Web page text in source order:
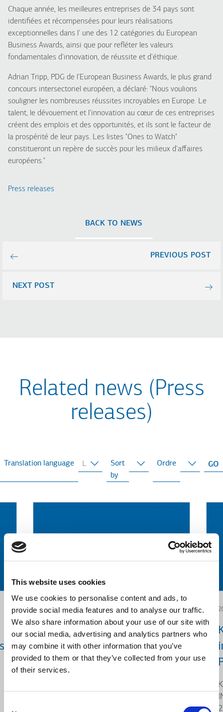
This website uses cookies
We use cookies to personalise content and ads, to
provide social media features and to analyse our traffic.
We also share information about your use of our site with
our social media, advertising and analytics partners who
may combine it with other information that you’ve
provided to them or that they’ve collected from your use
of their services.
Chaque année, les meilleures entreprises de 34 pays sont
identifiées et récompensées pour leurs réalisations
exceptionnelles dans l' une des 12 catégories du European
Business Awards, ainsi que pour refléter les valeurs
fondamentales d'innovation, de réussite et d'éthique.
Adrian Tripp, PDG de l'European Business Awards, le plus grand
concours intersectoriel européen, a déclaré: "Nous voulions
souligner les nombreuses réussites incroyables en Europe. Le
talent, le dévouement et l’innovation au cœur de ces entreprises
créent des emplois et des opportunités, et ils sont le facteur de
la prospérité de leur pays. Les listes "Ones to Watch"
constitueront un repère de succès pour les milieux d'affaires
européens."
Press releases
PREVIOUS POST
BACK TO NEWS
NEXT POST
Related news (Press
releases)
Translation language
Sort
by
Ordre
2024.12.19
Investment Plans of
Innovation
KLEEMANN, under the framework
Innovation” of the Operational